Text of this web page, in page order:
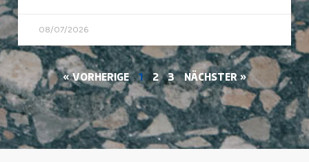
08/07/2026
« VORHERIGE 1 2 3 NÄCHSTER »